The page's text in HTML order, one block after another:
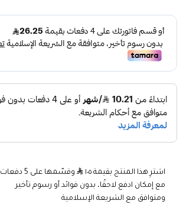
اشترِ هذا المنتج بقيمة ١٠٥
وقسّمها على 5 دفعات
مع إمكان ادفع لاحقًا، بدون فوائد أو رسوم تأخير
ومتوافق مع الشريعة الإسلامية